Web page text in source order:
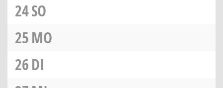
24SO
25MO
26DI